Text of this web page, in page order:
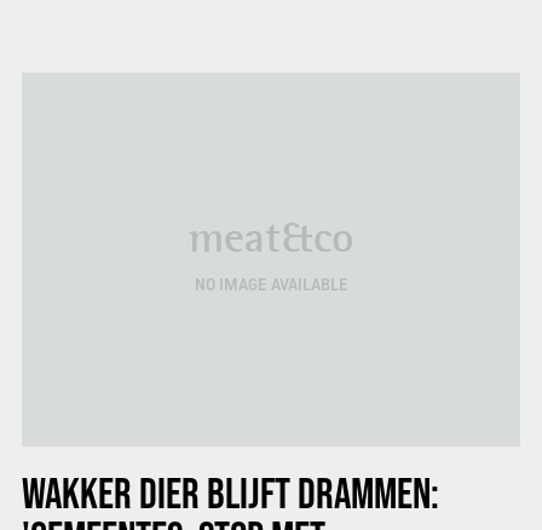
meat&co
NO IMAGE AVAILABLE
WAKKER DIER BLIJFT DRAMMEN: